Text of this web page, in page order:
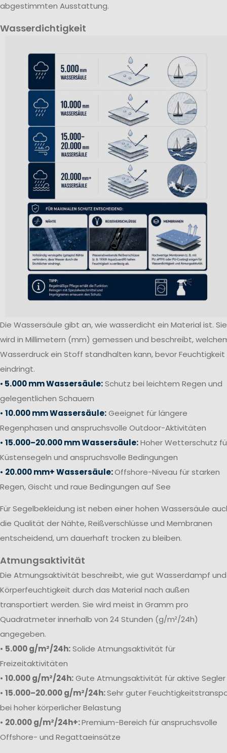
abgestimmten Ausstattung.
Wasserdichtigkeit
Die Wassersäule gibt an, wie wasserdicht ein Material ist. Sie
wird in Millimetern (mm) gemessen und beschreibt,
Wasserdruck ein Stoff standhalten kann, bevor Feuchtigkeit
eindringt.
• 5.000 mm Wassersäule:Schutz bei leichtem Regen und
gelegentlichen Schauern
• 10.000 mm Wassersäule:Geeignet für längere
Regenphasen und anspruchsvolle Outdoor-Aktivitäten
• 15.000–20.000 mm Wassersäule:Hoher Wetterschutz
Küstensegeln und anspruchsvolle Bedingungen
• 20.000 mm+ Wassersäule:Offshore-Niveau für starken
Regen, Gischt und raue Bedingungen auf See
Für Segelbekleidung ist neben einer hohen Wassersäule
die Qualität der Nähte, Reißverschlüsse und Membranen
entscheidend, um dauerhaft trocken zu bleiben.
Atmungsaktivität
Die Atmungsaktivität beschreibt, wie gut Wasserdampf und
Körperfeuchtigkeit durch das Material nach außen
transportiert werden. Sie wird meist in Gramm pro
Quadratmeter innerhalb von 24 Stunden (g/m²/24h)
angegeben.
• 5.000 g/m²/24h:Solide Atmungsaktivität für
Freizeitaktivitäten
• 10.000 g/m²/24h:Gute Atmungsaktivität für aktive Segler
• 15.000–20.000 g/m²/24h:Sehr guter
bei hoher körperlicher Belastung
• 20.000 g/m²/24h+:Premium-Bereich für anspruchsvolle
Offshore- und Regattaeinsätze